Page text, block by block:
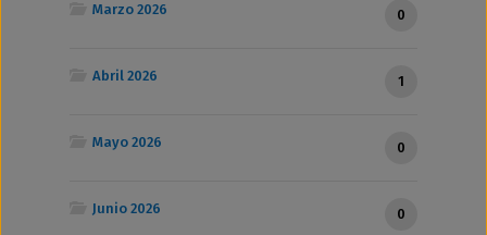
Marzo 2026 0
Abril 2026 1
Mayo 2026 0
Junio 2026 0